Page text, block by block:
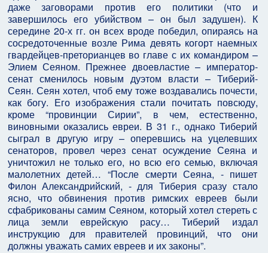
даже заговорами против его политики (что и
завершилось его убийством – он был задушен). К
середине 20-х гг. он всех вроде победил, опираясь на
сосредоточенные возле Рима девять когорт наемных
гвардейцев-преторианцев во главе с их командиром –
Элием Сеяном. Прежнее двоевластие – император-
сенат сменилось новым дуэтом власти – Тиберий-
Сеян. Сеян хотел, чтоб ему тоже воздавались почести,
как богу. Его изображения стали почитать повсюду,
кроме “провинции Сирии”, в чем, естественно,
виновными оказались евреи. В 31 г., однако Тиберий
сыграл в другую игру – оперевшись на уцелевших
сенаторов, провел через сенат осуждение Сеяна и
уничтожил не только его, но всю его семью, включая
малолетних детей… “После смерти Сеяна, - пишет
Филон Александрийский, - для Тиберия сразу стало
ясно, что обвинения против римских евреев были
сфабрикованы самим Сеяном, который хотел стереть с
лица земли еврейскую расу… Тиберий издал
инструкцию для правителей провинций, что они
должны уважать самих евреев и их законы”.